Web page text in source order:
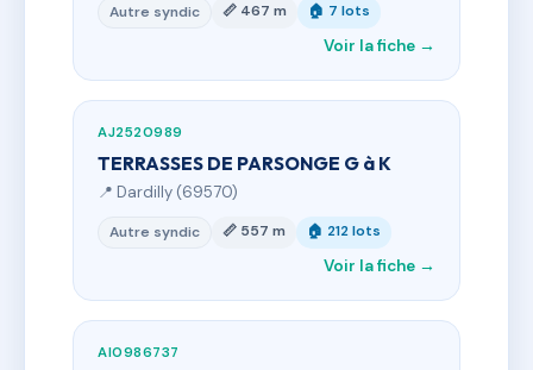
Autre syndic 📏 467 m 🏠 7 lots
Voir la fiche →
AJ2520989
TERRASSES DE PARSONGE G à K
📍 Dardilly (69570)
Autre syndic 📏 557 m 🏠 212 lots
Voir la fiche →
AI0986737